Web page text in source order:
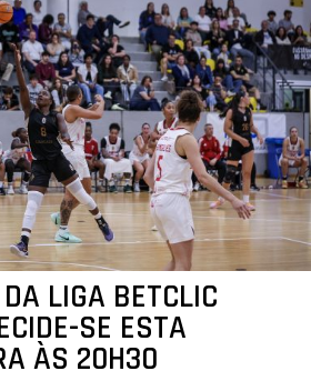
LIGA BETCLIC
SE ESTA
ÀS 20H30